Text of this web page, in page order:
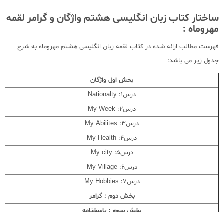
ساختار کتاب زبان انگلیسی هشتم واژگان و گرامر لقمه
مهروماه :
فهرست مطالب ارائه شده در کتاب لقمه زبان انگلیسی هشتم مهروماه به شرح
جدول زیر می باشد:
بخش اول واژگان
درس1: Nationalty
درس2: My Week
درس3: My Abilites
درس4: My Health
درس5: My city
درس6: My Village
درس7: My Hobbies
بخش دوم : گرامر